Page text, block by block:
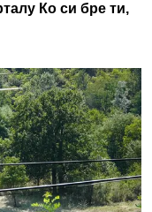
Ко си бре ти,